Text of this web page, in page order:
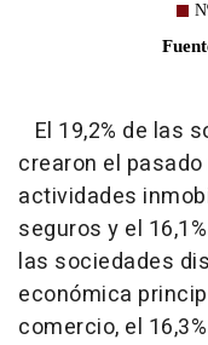
El 19,2% de las
crearon el
actividades
seguros y el
las sociedades
económica
comercio, el